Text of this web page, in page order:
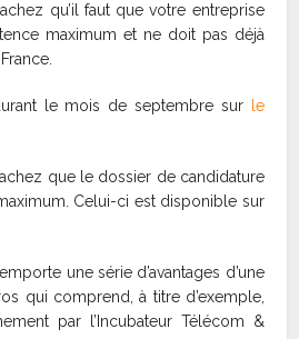
qu’il faut que votre entreprise
maximum et ne doit pas déjà
le mois de septembre sur
le
que le dossier de candidature
Celui-ci est disponible sur
une série d’avantages d’une
qui comprend, à titre d’exemple,
par l’Incubateur Télécom &